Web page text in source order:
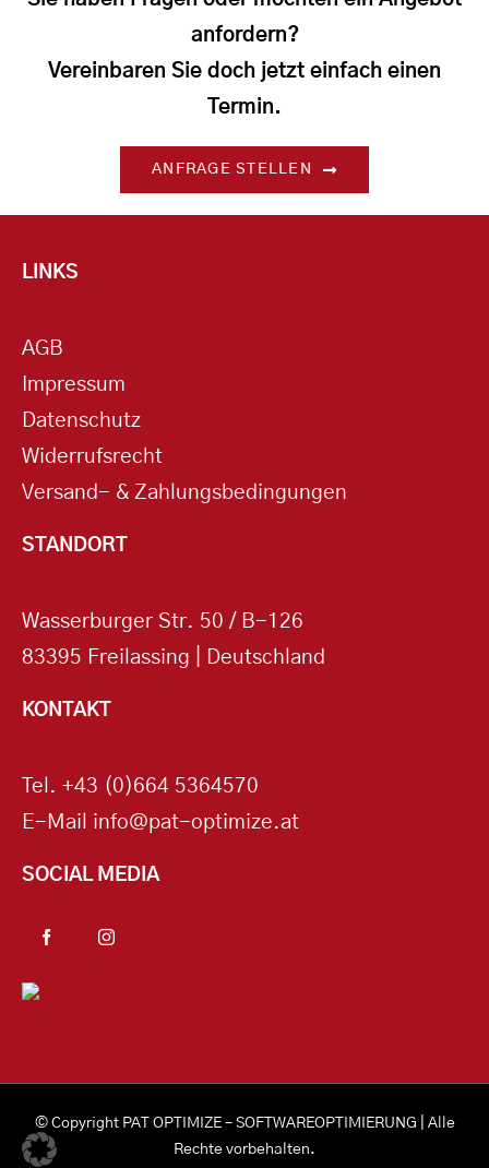
anfordern?
Vereinbaren Sie doch jetzt einfach einen
Termin.
ANFRAGE STELLEN
LINKS
AGB
Impressum
Datenschutz
Widerrufsrecht
Versand- & Zahlungsbedingungen
STANDORT
Wasserburger Str. 50 / B-126
83395 Freilassing | Deutschland
KONTAKT
Tel. +43 (0)664 5364570
E-Mail info@pat-optimize.at
SOCIAL MEDIA
© Copyright PAT OPTIMIZE – SOFTWAREOPTIMIERUNG | Alle
Rechte vorbehalten.